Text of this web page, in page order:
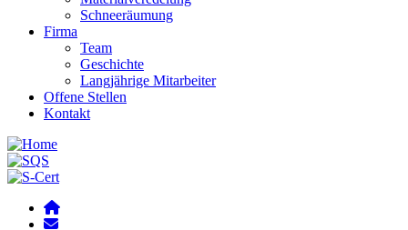
Schneeräumung
Firma
Team
Geschichte
Langjährige Mitarbeiter
Offene Stellen
Kontakt